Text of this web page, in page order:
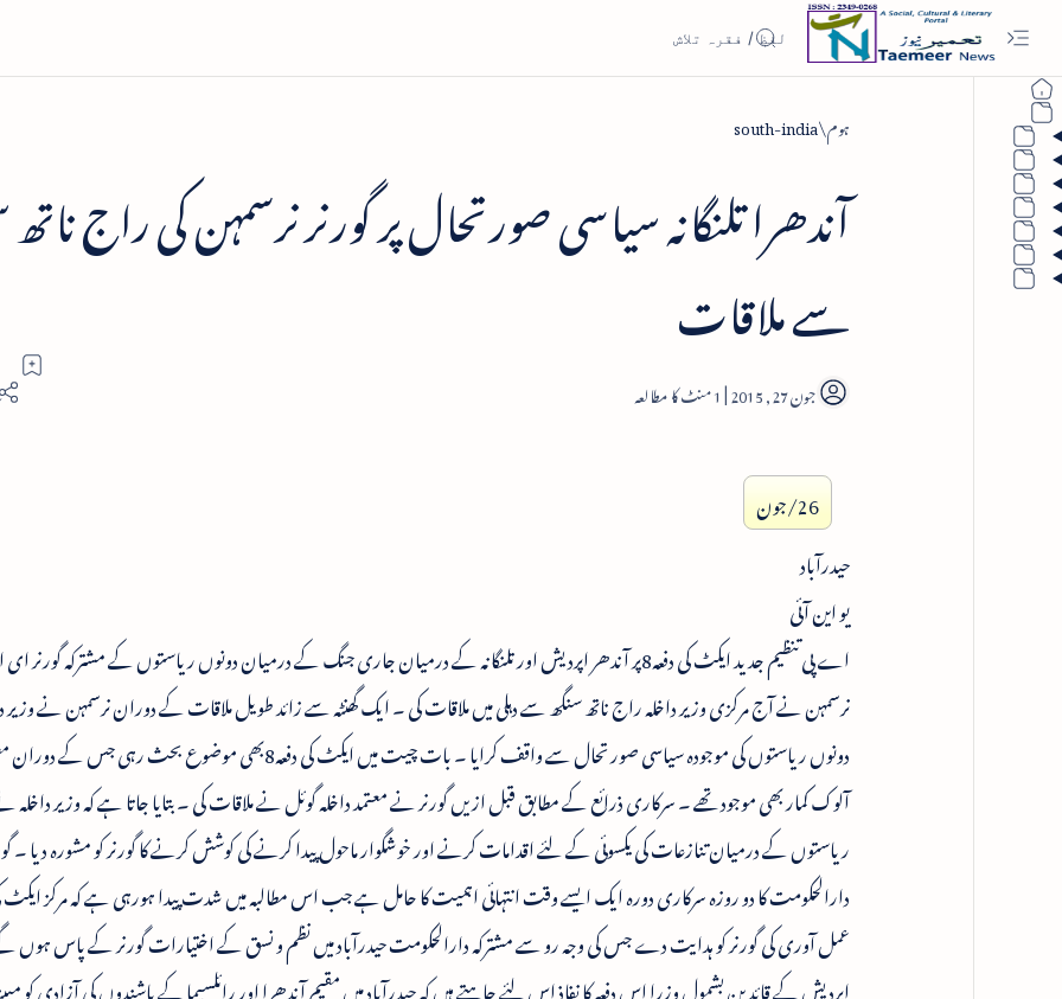
ہوم south-india
آندھرا تلنگانہ سیاسی صورتحال پر گورنر نرسمہن کی راج
سے ملاقات
1
26/جون
حیدرآباد
یو این آئی
اے پی تنظیم جدید ایکٹ کی دفعہ8پر آندھر اپردیش اور تلنگانہ کے درمیان جاری جنگ کے درمیان دونوں ریاستوں کے مشترکہ
نرسمہن نے آج مرکزی وزیر داخلہ راج ناتھ سنگھ سے دہلی میں ملاقات کی ۔ ایک گھنٹہ سے زائد طویل ملاقات کے دوران نرسمہن نے وزیر
دونوں ریاستوں کی موجودہ سیاسی صورتحال سے واقف کرایا ۔ بات چیت میں ایکٹ کی دفعہ8بھی موضوع بحث
آلوک کمار بھی موجود تھے ۔ سرکاری ذرائع کے مطابق قبل ازیں گورنر نے معتمد داخلہ گوئل نے ملاقات کی ۔ بتایا جاتا ہے کہ وزیر
ریاستوں کے درمیان تنازعات کی یکسوئی کے لئے اقدامات کرنے اور خوشگوار ماحول پیدا کرنے کی کوشش کرنے کا گورنر کو مشورہ دیا ۔
عمل آوری کی گورنر کو ہدایت دے جس کی وجہ رو سے مشترکہ دارالحکومت حیدرآباد میں نظم و نسق کے اختیارات گورنر کے پاس ہوں
اپردیش کے قائدین بشمول وزرا اس دفعہ کا نفاذ اس لئے چاہتے ہیں کہ حیدرآباد میں مقیم آندھرا اور رائلسیما کے باشندوں کی آزادی کو